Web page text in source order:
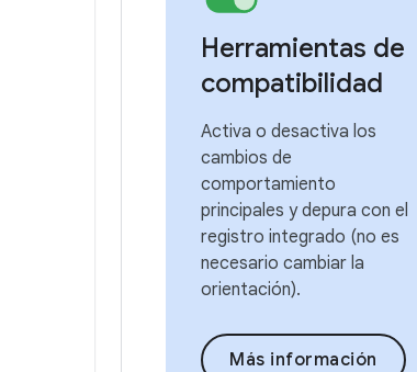
Herramientas de
compatibilidad
Activa o desactiva los
cambios de
comportamiento
principales y depura con el
registro integrado (no es
necesario cambiar la
orientación).
Más información